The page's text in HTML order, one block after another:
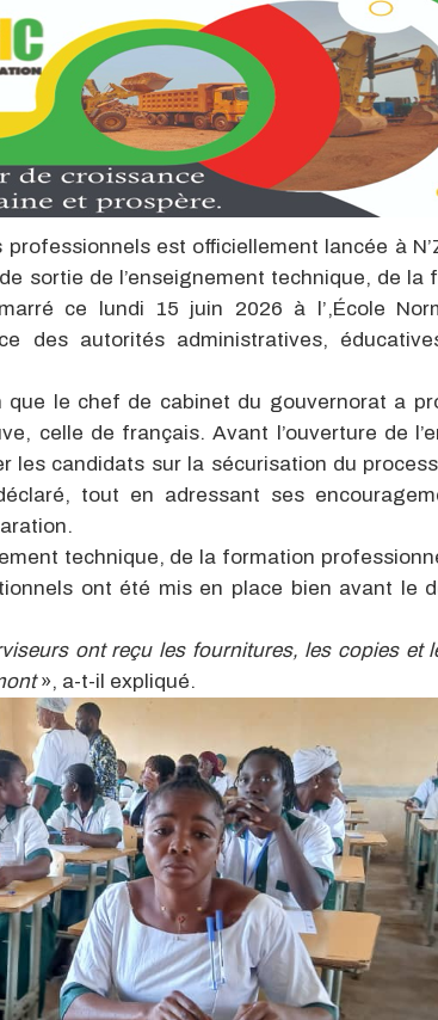
est officiellement lancée à
sortie de l’enseignement technique, de la
ce lundi 15 juin 2026 à l’,École
des autorités administratives,
que le chef de cabinet du gouvernorat a
celle de français. Avant l’ouverture de
les candidats sur la sécurisation du
tout en adressant ses
technique, de la formation
ont été mis en place bien avant le
ont reçu les fournitures, les copies et
», a-t-il expliqué.